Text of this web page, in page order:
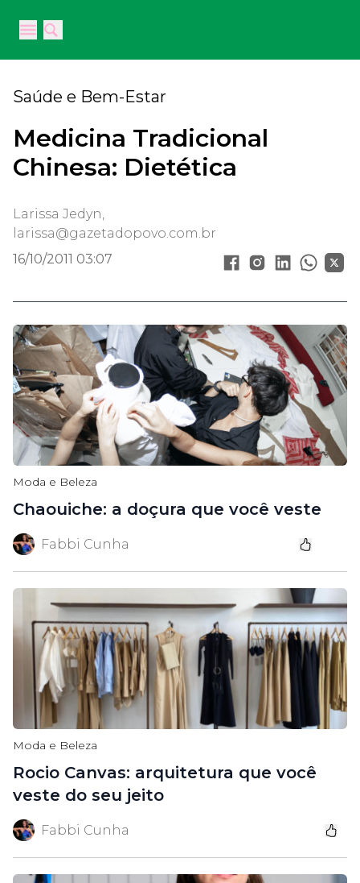
Open main menu
Open main menu
Saúde e Bem-Estar
Medicina Tradicional
Chinesa: Dietética
Larissa Jedyn,
larissa@gazetadopovo.com.br
16/10/2011 03:07
Moda e Beleza
Chaouiche: a doçura que você veste
Fabbi Cunha
Moda e Beleza
Rocio Canvas: arquitetura que você
veste do seu jeito
Fabbi Cunha